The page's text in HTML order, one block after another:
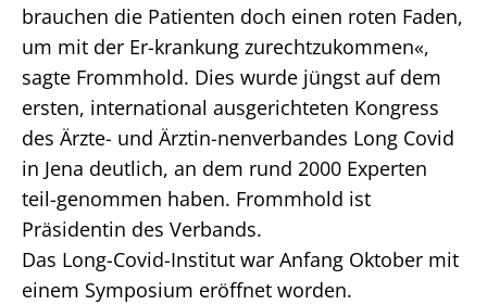
brauchen die Patienten doch einen roten Faden,
um mit der Er-krankung zurechtzukommen«,
sagte Frommhold. Dies wurde jüngst auf dem
ersten, international ausgerichteten Kongress
des Ärzte- und Ärztin-nenverbandes Long Covid
in Jena deutlich, an dem rund 2000 Experten
teil-genommen haben. Frommhold ist
Präsidentin des Verbands.
Das Long-Covid-Institut war Anfang Oktober mit
einem Symposium eröffnet worden.